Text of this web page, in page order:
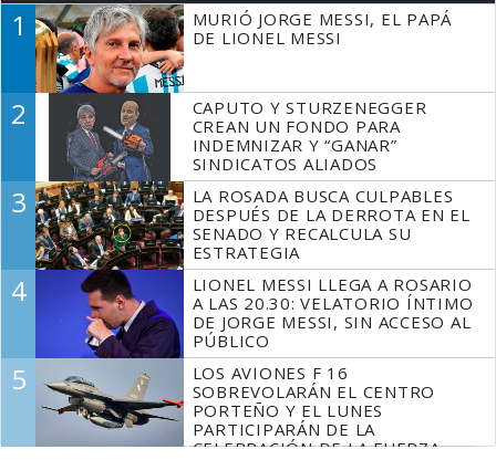
1
MURIÓ JORGE MESSI, EL PAPÁ
DE LIONEL MESSI
2
CAPUTO Y STURZENEGGER
CREAN UN FONDO PARA
INDEMNIZAR Y “GANAR”
SINDICATOS ALIADOS
3
LA ROSADA BUSCA CULPABLES
DESPUÉS DE LA DERROTA EN EL
SENADO Y RECALCULA SU
ESTRATEGIA
4
LIONEL MESSI LLEGA A ROSARIO
A LAS 20.30: VELATORIO ÍNTIMO
DE JORGE MESSI, SIN ACCESO AL
PÚBLICO
5
LOS AVIONES F 16
SOBREVOLARÁN EL CENTRO
PORTEÑO Y EL LUNES
PARTICIPARÁN DE LA
CELEBRACIÓN DE LA FUERZA